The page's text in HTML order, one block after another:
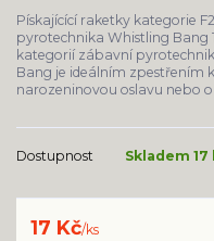
Pískajícící raketky kategorie
pyrotechnika Whistling Bang
kategorií zábavní
Bang je ideálním zpestřením
narozeninovou oslavu nebo o
Dostupnost Skladem 17
17 Kč/ks